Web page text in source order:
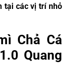
tại các vị trí nhỏ
Chả Cá
Quang